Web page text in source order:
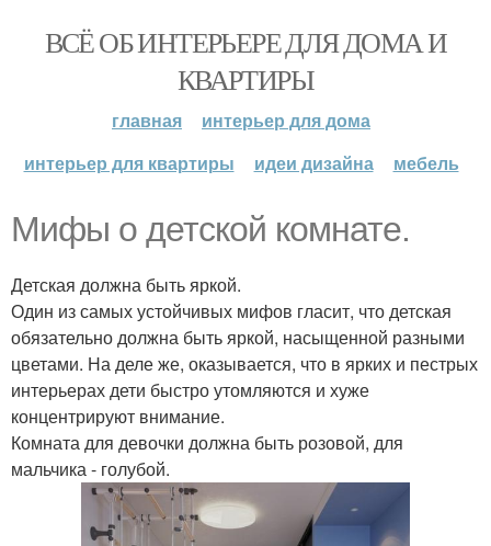
ВСЁ ОБ ИНТЕРЬЕРЕ ДЛЯ ДОМА И
КВАРТИРЫ
главная
интерьер для дома
интерьер для квартиры
идеи дизайна мебель
Мифы о детской комнате.
Детская должна быть яркой.
Один из самых устойчивых мифов гласит, что детская
обязательно должна быть яркой, насыщенной разными
цветами. На деле же, оказывается, что в ярких и пестрых
интерьерах дети быстро утомляются и хуже
концентрируют внимание.
Комната для девочки должна быть розовой, для
мальчика - голубой.